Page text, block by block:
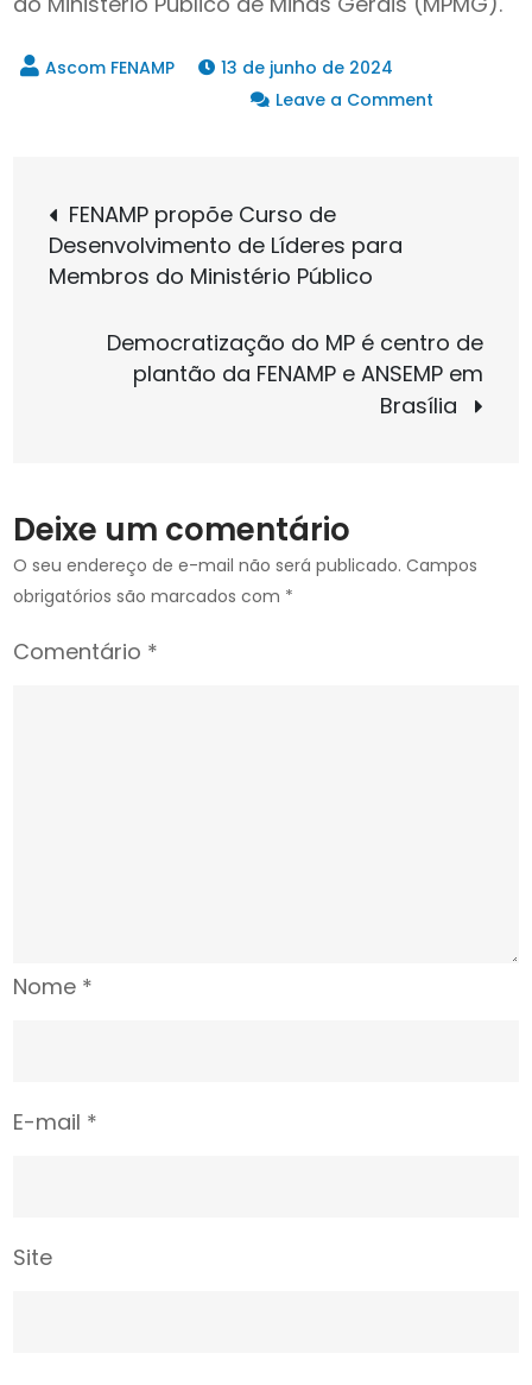
13 de junho de 2024
Leave a Comment
presidente
do
CNPG
Navegação
de
Post
FENAMP propõe Curso de
Desenvolvimento de Líderes para
Membros do Ministério Público
Democratização do MP é centro de
plantão da FENAMP e ANSEMP em
Brasília
Deixe um comentário
O seu endereço de e-mail não será publicado. Campos
obrigatórios são marcados com *
Comentário *
Nome *
E-mail *
Site